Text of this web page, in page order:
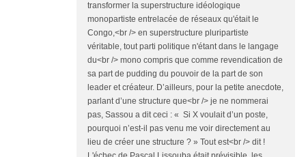
transformer la superstructure idéologique
monopartiste entrelacée de réseaux qu'était le
Congo,<br /> en superstructure pluripartiste
véritable, tout parti politique n'étant dans le langage
du<br /> mono compris que comme revendication de
sa part de pudding du pouvoir de la part de son
leader et créateur. D’ailleurs, pour la petite anecdote,
parlant d’une structure que<br /> je ne nommerai
pas, Sassou a dit ceci : « Si X voulait d’un poste,
pourquoi n’est-il pas venu me voir directement au
lieu de créer une structure ? » Tout est<br /> dit !